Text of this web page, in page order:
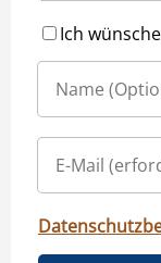
Ich